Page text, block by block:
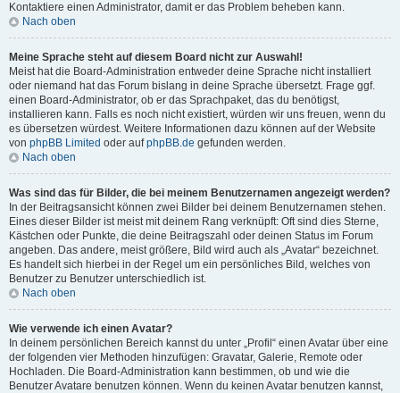
Kontaktiere einen Administrator, damit er das Problem beheben kann.
Nach oben
Meine Sprache steht auf diesem Board nicht zur Auswahl!
Meist hat die Board-Administration entweder deine Sprache nicht installiert
oder niemand hat das Forum bislang in deine Sprache übersetzt. Frage ggf.
einen Board-Administrator, ob er das Sprachpaket, das du benötigst,
installieren kann. Falls es noch nicht existiert, würden wir uns freuen, wenn du
es übersetzen würdest. Weitere Informationen dazu können auf der Website
von phpBB Limited oder aufphpBB.de gefunden werden.
Nach oben
Was sind das für Bilder, die bei meinem Benutzernamen angezeigt werden?
In der Beitragsansicht können zwei Bilder bei deinem Benutzernamen stehen.
Eines dieser Bilder ist meist mit deinem Rang verknüpft: Oft sind dies Sterne,
Kästchen oder Punkte, die deine Beitragszahl oder deinen Status im Forum
angeben. Das andere, meist größere, Bild wird auch als „Avatar“ bezeichnet.
Es handelt sich hierbei in der Regel um ein persönliches Bild, welches von
Benutzer zu Benutzer unterschiedlich ist.
Nach oben
Wie verwende ich einen Avatar?
In deinem persönlichen Bereich kannst du unter „Profil“ einen Avatar über eine
der folgenden vier Methoden hinzufügen: Gravatar, Galerie, Remote oder
Hochladen. Die Board-Administration kann bestimmen, ob und wie die
Benutzer Avatare benutzen können. Wenn du keinen Avatar benutzen kannst,